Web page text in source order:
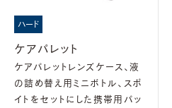
ハード
ケアパレット
ケアパレットレンズケース、液
の詰め替え用ミニボトル、スポ
イトをセットにした携帯用パッ